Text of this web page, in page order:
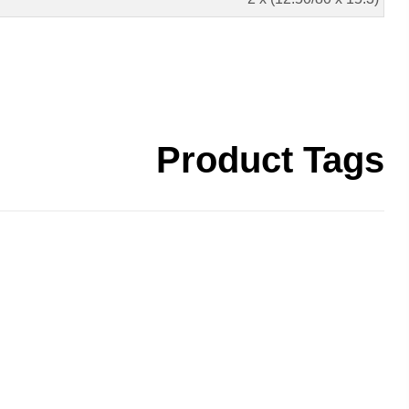
Product Tags